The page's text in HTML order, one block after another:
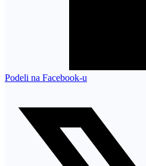
Podeli na Facebook-u